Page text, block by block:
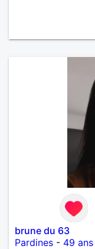
brune du 63
Pardines - 49 ans